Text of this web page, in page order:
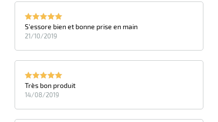
S'essore bien et bonne prise en main
21/10/2019
Très bon produit
14/08/2019